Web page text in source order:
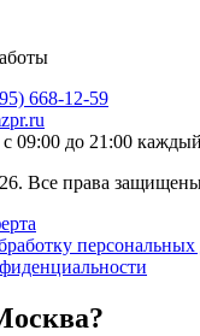
668-12-59
с 09:00 до 21:00
Все права